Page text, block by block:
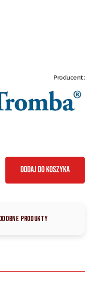
Producent:
DODAJ DO KOSZYKA
produkty